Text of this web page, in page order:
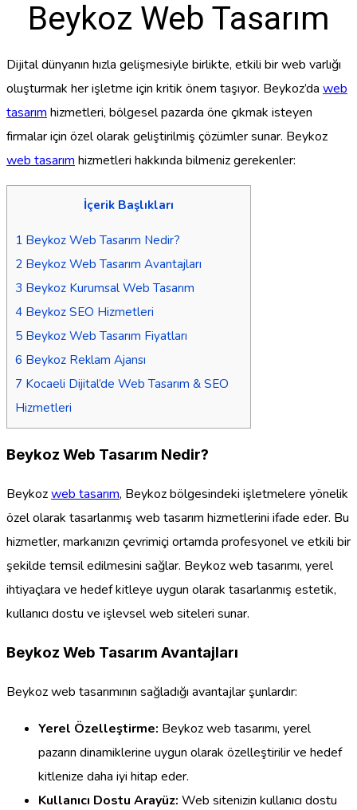
Beykoz Web Tasarım
Dijital dünyanın hızla gelişmesiyle birlikte, etkili bir web varlığı
oluşturmak her işletme için kritik önem taşıyor. Beykoz’da web
tasarım hizmetleri, bölgesel pazarda öne çıkmak isteyen
firmalar için özel olarak geliştirilmiş çözümler sunar. Beykoz
web tasarım hizmetleri hakkında bilmeniz gerekenler:
İçerik Başlıkları
1 Beykoz Web Tasarım Nedir?
2 Beykoz Web Tasarım Avantajları
3 Beykoz Kurumsal Web Tasarım
4 Beykoz SEO Hizmetleri
5 Beykoz Web Tasarım Fiyatları
6 Beykoz Reklam Ajansı
7 Kocaeli Dijital’de Web Tasarım & SEO
Hizmetleri
Beykoz Web Tasarım Nedir?
Beykozweb tasarım, Beykoz bölgesindeki işletmelere yönelik
özel olarak tasarlanmış web tasarım hizmetlerini ifade eder. Bu
hizmetler, markanızın çevrimiçi ortamda profesyonel ve etkili bir
şekilde temsil edilmesini sağlar. Beykoz web tasarımı, yerel
ihtiyaçlara ve hedef kitleye uygun olarak tasarlanmış estetik,
kullanıcı dostu ve işlevsel web siteleri sunar.
Beykoz Web Tasarım Avantajları
Beykoz web tasarımının sağladığı avantajlar şunlardır:
Yerel Özelleştirme: Beykoz web tasarımı, yerel
pazarın dinamiklerine uygun olarak özelleştirilir ve hedef
kitlenize daha iyi hitap eder.
Kullanıcı Dostu Arayüz: Web sitenizin kullanıcı dostu